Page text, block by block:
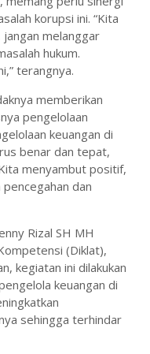
korupsi ini. “Kita
jangan melanggar
hukum.
terangnya.
memberikan
pengelolaan
keuangan di
benar dan tepat,
menyambut positif,
dan
Rizal SH MH
(Diklat),
kegiatan ini dilakukan
keuangan di
sehingga terhindar